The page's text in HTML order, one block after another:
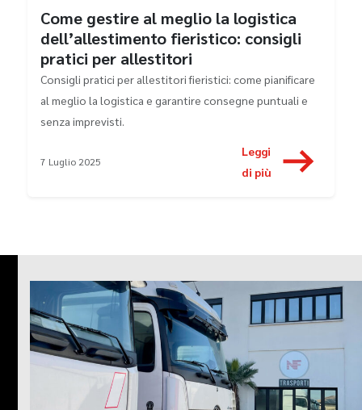
Come gestire al meglio la logistica
dell’allestimento fieristico: consigli
pratici per allestitori
Consigli pratici per allestitori fieristici: come pianificare
al meglio la logistica e garantire consegne puntuali e
senza imprevisti.
7 Luglio 2025
Leggi
di più